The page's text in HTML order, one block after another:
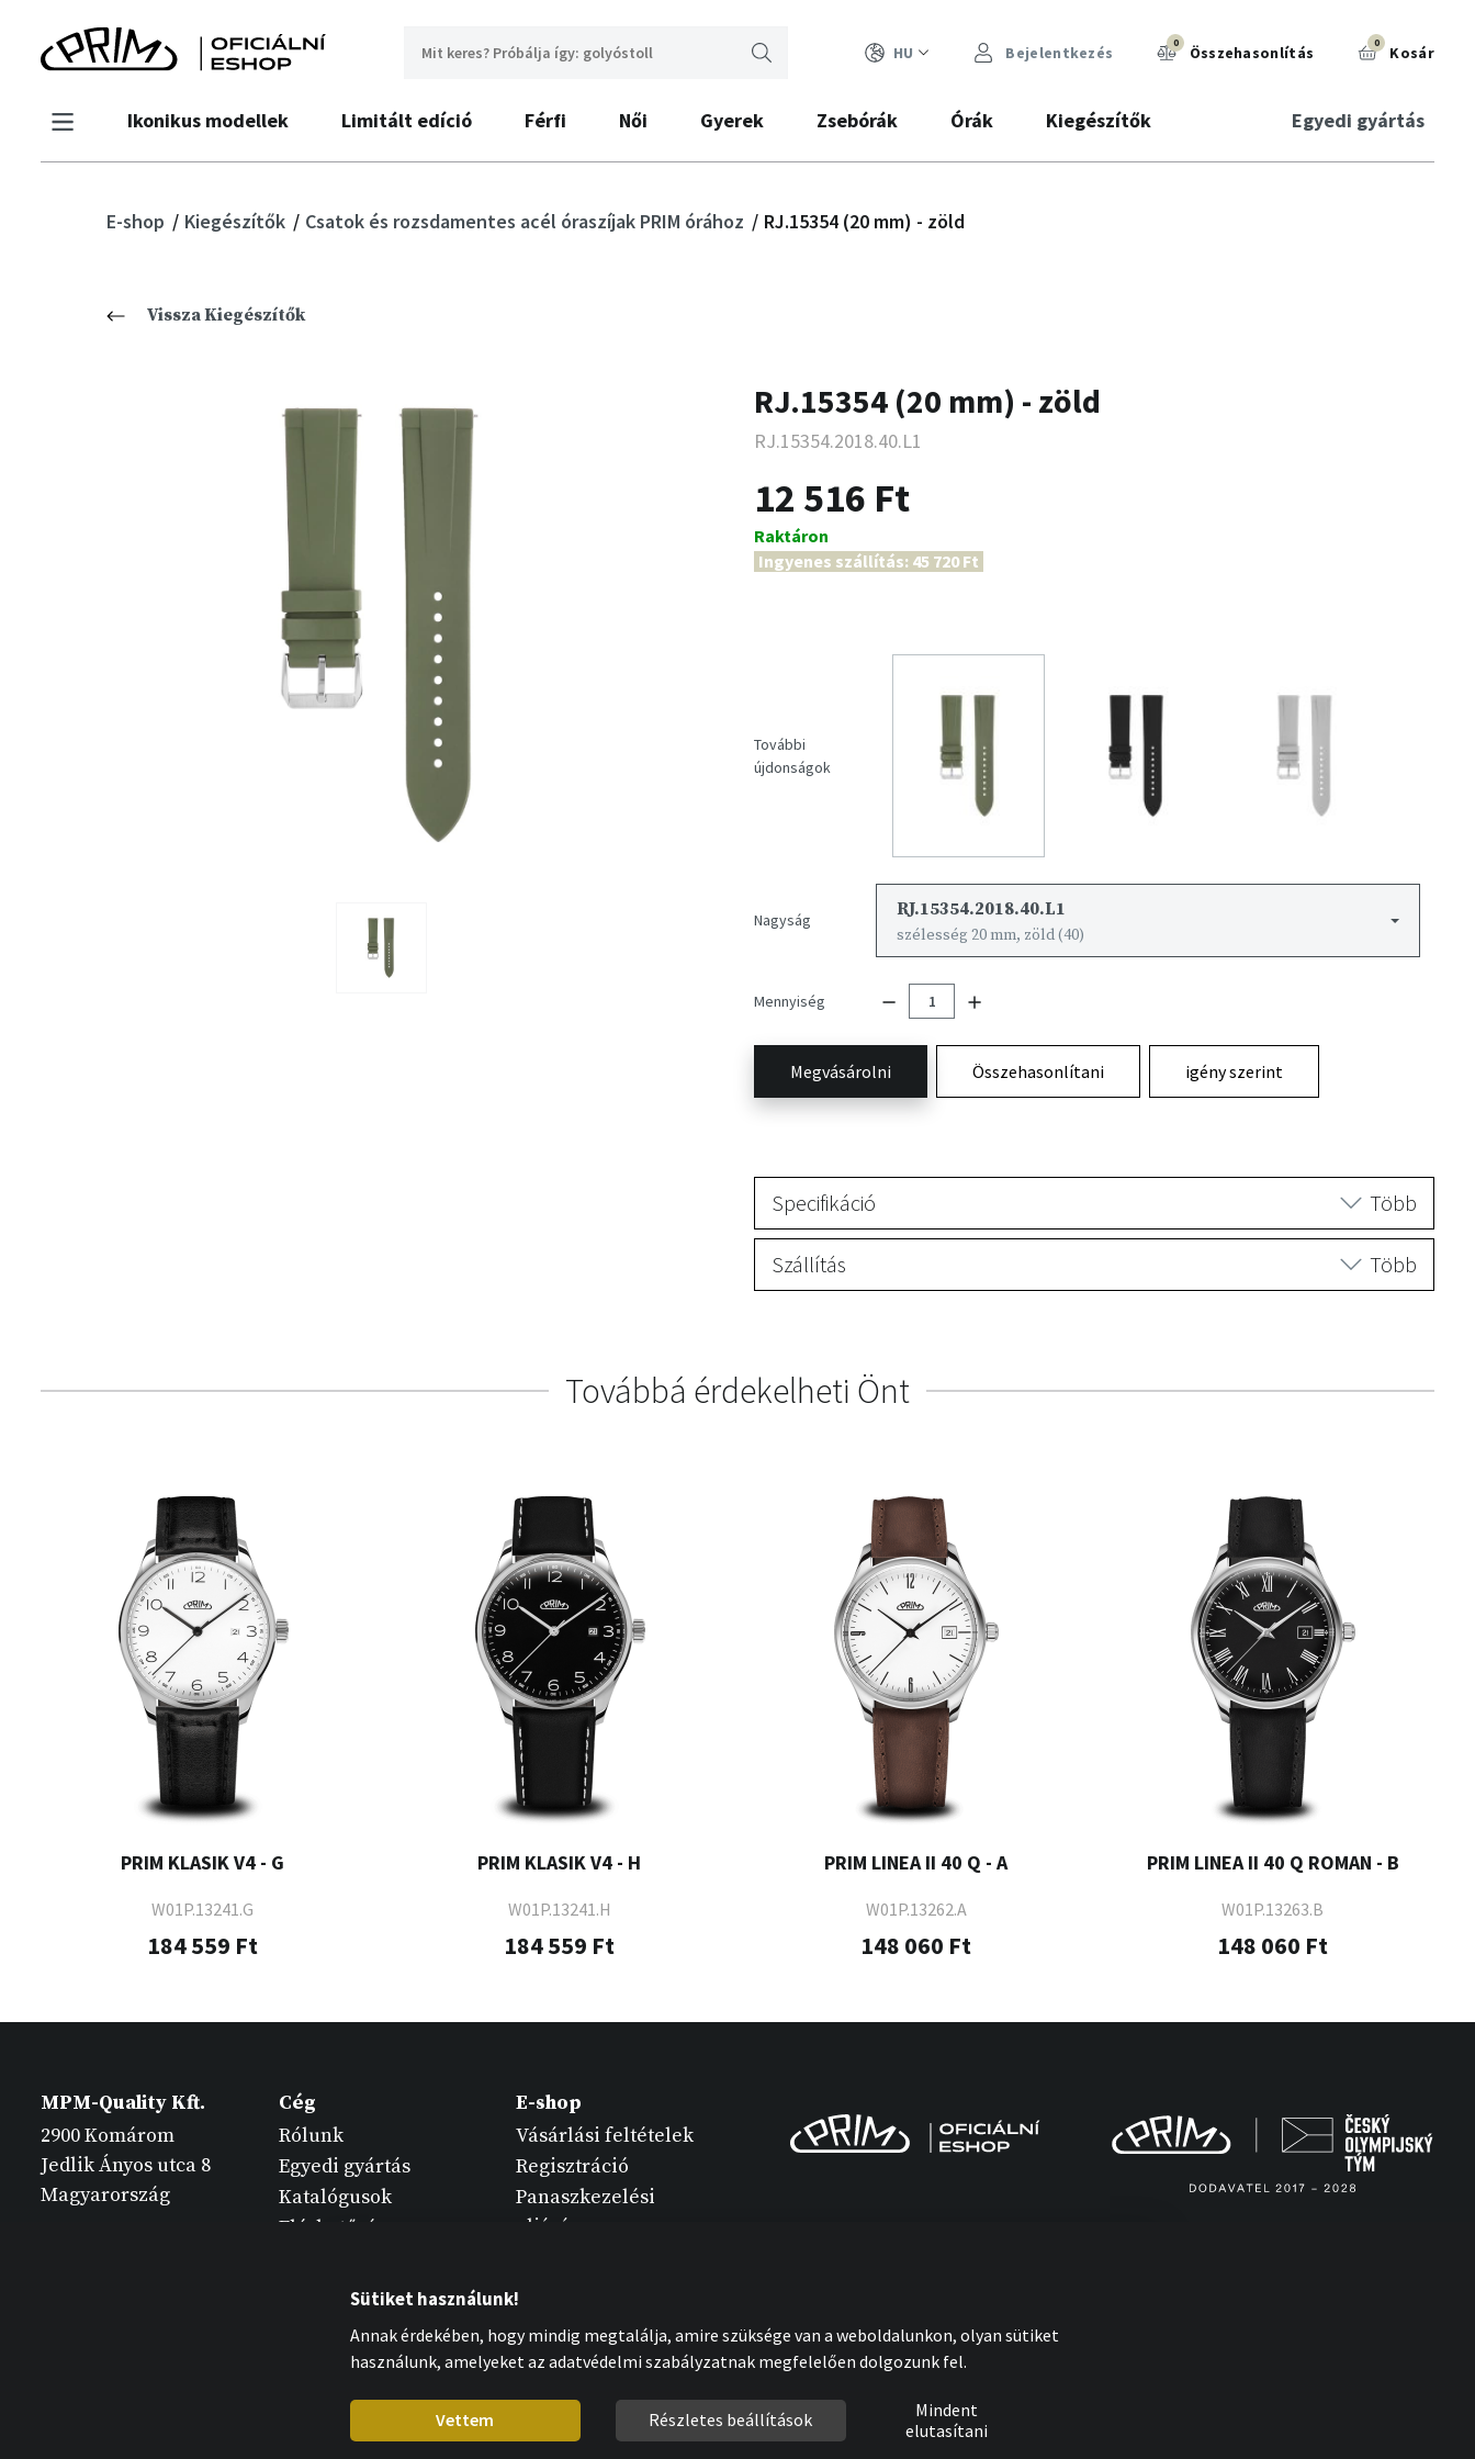
HU Bejelentkezés 0 Összehasonlítás 0 Kosár
Ikonikus modellek Limitált edíció Férfi Női Gyerek Zsebórák Órák Kiegészítők Egyedi gyártás
E-shop Kiegészítők Csatok és rozsdamentes acél óraszíjak PRIM órához RJ.15354 (20 mm) - zöld
Vissza Kiegészítők
RJ.15354 (20 mm) - zöld
RJ.15354.2018.40.L1
12 516 Ft
Raktáron
Ingyenes szállítás: 45 720 Ft
További
újdonságok
Nagyság RJ.15354.2018.40.L1
szélesség 20 mm, zöld (40)
Mennyiség
Megvásárolni Összehasonlítani igény szerint
Specifikáció Több
Szállítás Több
Továbbá érdekelheti Önt
PRIM KLASIK V4 - G
W01P.13241.G
184 559 Ft
PRIM KLASIK V4 - H
W01P.13241.H
184 559 Ft
PRIM LINEA II 40 Q - A
W01P.13262.A
148 060 Ft
PRIM LINEA II 40 Q ROMAN - B
W01P.13263.B
148 060 Ft
MPM-Quality Kft.
2900 Komárom
Jedlik Ányos utca 8
Magyarország
Cég
Rólunk
Egyedi gyártás
Katalógusok
Elérhetőség
E-shop
Vásárlási feltételek
Regisztráció
Panaszkezelési
eljárás
Óra karbantartása
védelme
Sütiket használunk!
Annak érdekében, hogy mindig megtalálja, amire szüksége van a weboldalunkon, olyan sütiket
használunk, amelyeket az adatvédelmi szabályzatnak megfelelően dolgozunk fel.
Vettem Részletes beállítások
Mindent
elutasítani